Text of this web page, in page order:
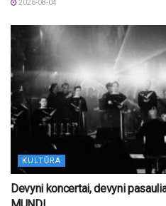
2026-08-04
KULTŪRA
Devyni koncertai, devyni